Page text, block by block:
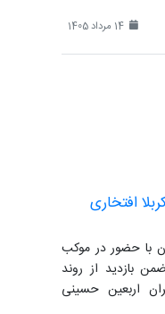
افتخاری
با حضور در موکب
بازدید از روند
اربعین حسینی